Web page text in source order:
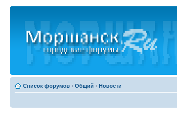
Список форумов ‹ Общий ‹ Новости